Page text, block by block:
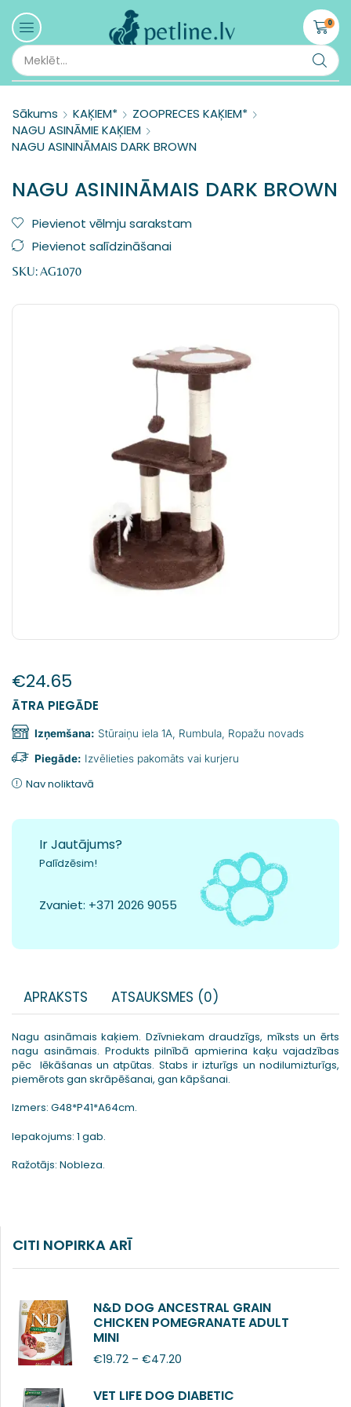
0
Sākums KAĶIEM*
ZOOPRECES KAĶIEM*
NAGU ASINĀMIE KAĶIEM
NAGU ASININĀMAIS DARK BROWN
NAGU ASININĀMAIS DARK BROWN
Pievienot vēlmju sarakstam
Pievienot salīdzināšanai
SKU:AG1070
€24.65
ĀTRA PIEGĀDE
Izņemšana: Stūraiņu iela 1A, Rumbula, Ropažu novads
Piegāde: Izvēlieties pakomāts vai kurjeru
Nav noliktavā
Ir Jautājums?
Palīdzēsim!
Zvaniet: +371 2026 9055
APRAKSTS ATSAUKSMES (0)
Nagu asināmais kaķiem. Dzīvniekam draudzīgs, mīksts un ērts
nagu asināmais. Produkts pilnībā apmierina kaķu vajadzības
pēc lēkāšanas un atpūtas. Stabs ir izturīgs un nodilumizturīgs,
piemērots gan skrāpēšanai, gan kāpšanai.
Izmers: G48*P41*A64cm.
Iepakojums: 1 gab.
Ražotājs: Nobleza.
CITI NOPIRKA ARĪ
N&D DOG ANCESTRAL GRAIN
CHICKEN POMEGRANATE ADULT
MINI
€19.72 – €47.20
VET LIFE DOG DIABETIC